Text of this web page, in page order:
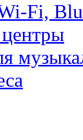
Fi,